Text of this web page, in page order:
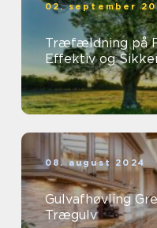
02. september
Træfældning på
Effektiv og
08. august 2024
Gulvafhøvling
Trægulv